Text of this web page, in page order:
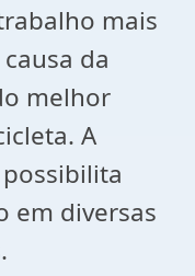
mais
da
melhor
A
em diversas